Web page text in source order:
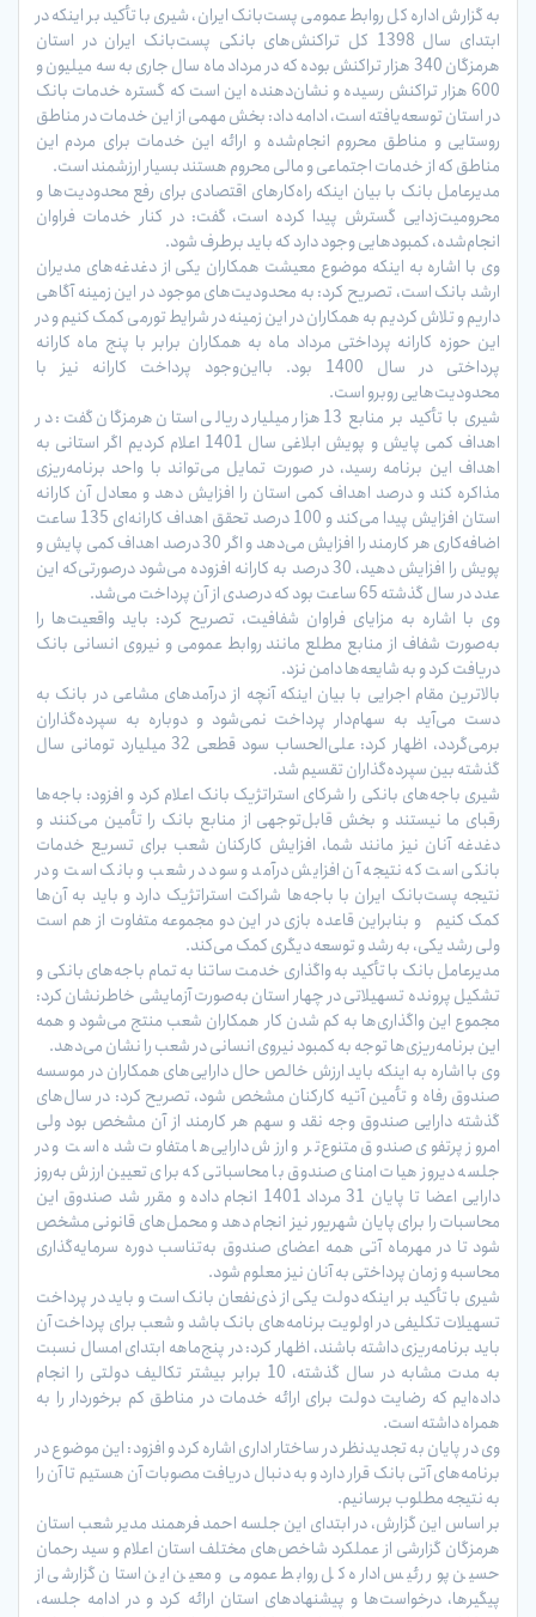
به گزارش اداره کل روابط عمومی پست‌بانک ایران، شیری با تأکید بر اینکه در
ابتدای سال 1398 کل تراکنش‌های بانکی پست‌بانک ایران در استان
هرمزگان 340 هزار تراکنش بوده که در مرداد ماه سال جاری به سه میلیون و
600 هزار تراکنش رسیده و نشان‌دهنده این است که گستره خدمات بانک
در استان توسعه‌یافته است، ادامه داد: بخش مهمی از این خدمات در مناطق
روستایی و مناطق محروم انجام‌شده و ارائه این خدمات برای مردم این
مناطق که از خدمات اجتماعی و مالی محروم هستند بسیار ارزشمند است.
مدیرعامل بانک با بیان اینکه راه‌کارهای اقتصادی برای رفع محدودیت‌ها و
محرومیت‌‌زدایی گسترش پیدا کرده است، گفت: در کنار خدمات فراوان
انجام‌شده‌، کمبودهایی وجود دارد که باید برطرف شود.
وی با اشاره به اینکه موضوع معیشت همکاران یکی از دغدغه‌های مدیران
ارشد بانک است، تصریح کرد: به محدودیت‌های موجود در این زمینه آگاهی
داریم و تلاش کردیم به همکاران در این زمینه در شرایط تورمی کمک کنیم و در
این حوزه کارانه پرداختی مرداد ماه به همکاران برابر با پنج ماه کارانه
پرداختی در سال 1400 بود. بااین‌وجود پرداخت کارانه نیز با
محدودیت‌هایی روبرو است.
شیری با تأکید بر منابع 13 هزار میلیارد ریالی استان هرمزگان گفت: در
اهداف کمی پایش و پویش ابلاغی سال 1401 اعلام کردیم اگر استانی به
اهداف این برنامه رسید، در صورت تمایل می‌تواند با واحد برنامه‌ریزی
مذاکره کند و درصد اهداف کمی استان را افزایش دهد و معادل آن کارانه
استان افزایش پیدا می‌کند و 100 درصد تحقق اهداف کارانه‌ای 135 ساعت
اضافه‌کاری هر کارمند را افزایش می‌دهد و اگر 30 درصد اهداف کمی پایش و
پویش را افزایش دهید، 30 درصد به کارانه افزوده می‌شود درصورتی‌که این
عدد در سال گذشته 65 ساعت بود که درصدی از آن پرداخت می‌شد.
وی با اشاره به مزایای فراوان شفافیت، تصریح کرد: باید واقعیت‌ها را
به‌صورت شفاف از منابع مطلع مانند روابط عمومی و نیروی انسانی بانک
دریافت کرد و به شایعه‌ها دامن نزد.
بالاترین مقام اجرایی با بیان اینکه آنچه از درآمدهای مشاعی در بانک به
دست می‌آید به سهام‌دار پرداخت نمی‌شود و دوباره به سپرده‌گذاران
برمی‌گردد، اظهار کرد: علی‌الحساب سود قطعی 32 میلیارد تومانی سال
گذشته بین سپرده‌گذاران تقسیم شد.
شیری باجه‌های بانکی را شرکای استراتژیک بانک اعلام کرد و افزود: باجه‌ها
رقبای ما نیستند و بخش قابل‌توجهی از منابع بانک را تأمین می‌کنند و
دغدغه آنان نیز مانند شما، افزایش کارکنان شعب برای تسریع خدمات
بانکی است که نتیجه آن افزایش درآمد و سود در شعب و بانک است و در
نتیجه پست‌بانک ایران با باجه‌ها شراکت استراتژیک دارد و باید به آن‌ها
کمک کنیم و بنابراین قاعده بازی در این دو مجموعه متفاوت از هم است
ولی رشد یکی، به رشد و توسعه دیگری کمک می‌کند.
مدیرعامل بانک با تأکید به واگذاری خدمت ساتنا به تمام باجه‌های بانکی و
تشکیل پرونده تسهیلاتی در چهار استان به‌صورت آزمایشی خاطرنشان کرد:
مجموع این واگذاری‌ها به کم شدن کار همکاران شعب منتج می‌شود و همه
این برنامه‌ریزی‌ها توجه به کمبود نیروی انسانی در شعب را نشان می‌دهد.
وی با اشاره به اینکه باید ارزش خالص حال دارایی‌های همکاران در موسسه
صندوق رفاه و تأمین آتیه کارکنان مشخص شود، تصریح کرد: در سال‌های
گذشته دارایی صندوق وجه نقد و سهم هر کارمند از آن مشخص بود ولی
امروز پرتفوی صندوق متنوع‌تر و ارزش دارایی‌ها متفاوت شده است و در
جلسه دیروز هیات امنای صندوق با محاسباتی که برای تعیین ارزش به‌روز
دارایی‌ اعضا تا پایان 31 مرداد 1401 انجام داده و مقرر شد صندوق این
محاسبات را برای پایان شهریور نیز انجام دهد و محمل‌های قانونی مشخص
شود تا در مهرماه آتی همه اعضای صندوق به‌تناسب دوره سرما‌یه‌گذاری
محاسبه و زمان پرداختی به آنان نیز معلوم شود.
شیری با تأکید بر اینکه دولت یکی از ذی‌نفعان بانک است و باید در پرداخت
تسهیلات تکلیفی در اولویت برنامه‌های بانک باشد و شعب برای پرداخت آن
باید برنامه‌ریزی داشته باشند، اظهار کرد: در پنج‌ماهه ابتدای امسال نسبت
به مدت مشابه در سال گذشته، 10 برابر بیشتر تکالیف دولتی را انجام
داده‌ایم که رضایت دولت برای ارائه خدمات در مناطق کم برخوردار را به
همراه داشته است.
وی در پایان به تجدیدنظر در ساختار اداری اشاره کرد و افزود: این موضوع در
برنامه‌های آتی بانک قرار دارد و به دنبال دریافت مصوبات آن هستیم تا آن را
به نتیجه مطلوب برسانیم.
بر اساس اين گزارش، در ابتدای این جلسه احمد فرهمند مدیر شعب استان
هرمزگان گزارشی از عملکرد شاخص‌های مختلف استان اعلام و سید رحمان
حسین پور رئیس اداره کل روابط عمومی و معین این استان گزارشی از
پیگیر‌ها، درخواست‌ها و پیشنهادهای استان ارائه کرد و در ادامه جلسه،